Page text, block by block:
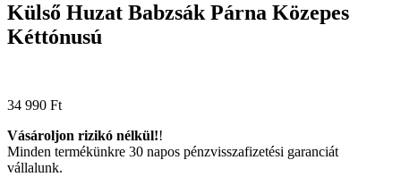
Külső Huzat Babzsák Párna Közepes
Kéttónusú
34 990 Ft
Vásároljon rizikó nélkül!!
Minden termékünkre 30 napos pénzvisszafizetési garanciát
vállalunk.